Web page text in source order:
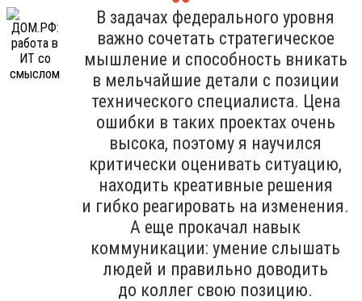
В задачах федерального уровня
важно сочетать стратегическое
мышление и способность вникать
в мельчайшие детали с позиции
технического специалиста. Цена
ошибки в таких проектах очень
высока, поэтому я научился
критически оценивать ситуацию,
находить креативные решения
и гибко реагировать на изменения.
А еще прокачал навык
коммуникации: умение слышать
людей и правильно доводить
до коллег свою позицию.